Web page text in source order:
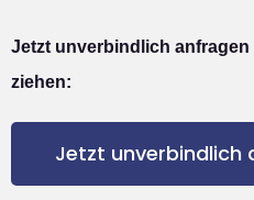
Jetzt unverbindlich
ziehen:
Jetzt unverbindlich